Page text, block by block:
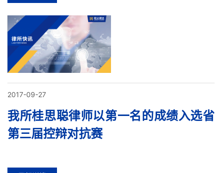
2017-09-27
我所桂思聪律师以第一名的成绩入选省
第三届控辩对抗赛